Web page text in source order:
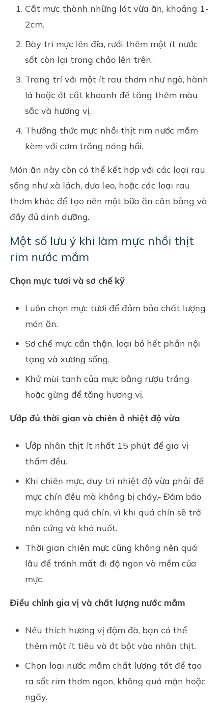
Cắt mực thành những lát vừa ăn, khoảng 1-
2cm.
Bày trí mực lên đĩa, rưới thêm một ít nước
sốt còn lại trong chảo lên trên.
Trang trí với một ít rau thơm như ngò, hành
lá hoặc ớt cắt khoanh để tăng thêm màu
sắc và hương vị.
Thưởng thức mực nhồi thịt rim nước mắm
kèm với cơm trắng nóng hổi.
Món ăn này còn có thể kết hợp với các loại rau
sống như xà lách, dưa leo, hoặc các loại rau
thơm khác để tạo nên một bữa ăn cân bằng và
đầy đủ dinh dưỡng.
Một số lưu ý khi làm mực nhồi thịt
rim nước mắm
Chọn mực tươi và sơ chế kỹ
Luôn chọn mực tươi để đảm bảo chất lượng
món ăn.
Sơ chế mực cẩn thận, loại bỏ hết phần nội
tạng và xương sống.
Khử mùi tanh của mực bằng rượu trắng
hoặc gừng để tăng hương vị.
Ướp đủ thời gian và chiên ở nhiệt độ vừa
Ướp nhân thịt ít nhất 15 phút để gia vị
thấm đều.
Khi chiên mực, duy trì nhiệt độ vừa phải để
mực chín đều mà không bị cháy.- Đảm bảo
mực không quá chín, vì khi quá chín sẽ trở
nên cứng và khó nuốt.
Thời gian chiên mực cũng không nên quá
lâu để tránh mất đi độ ngon và mềm của
mực.
Điều chỉnh gia vị và chất lượng nước mắm
Nếu thích hương vị đậm đà, bạn có thể
thêm một ít tiêu và ớt bột vào nhân thịt.
Chọn loại nước mắm chất lượng tốt để tạo
ra sốt rim thơm ngon, không quá mặn hoặc
ngấy.